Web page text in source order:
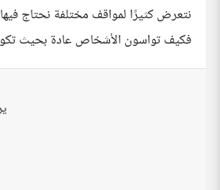
نتعرض كثيرًا لمواقف مختلفة نحتاج
فكيف تواسون الأشخاص عادة بحيث